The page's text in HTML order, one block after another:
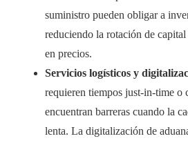
suministro pueden obligar a
reduciendo la rotación de
en precios.
Servicios logísticos y
requieren tiempos just-in-time o
encuentran barreras cuando la
lenta. La digitalización de